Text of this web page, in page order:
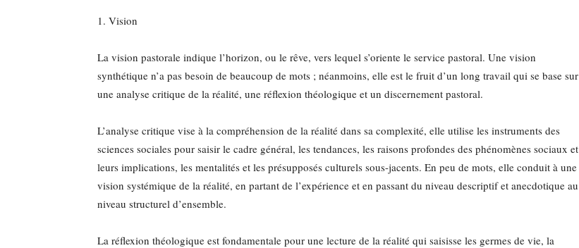
1. Vision
La vision pastorale indique l’horizon, ou le rêve, vers lequel s’oriente le service pastoral. Une vision
synthétique n’a pas besoin de beaucoup de mots ; néanmoins, elle est le fruit d’un long travail qui se base sur
une analyse critique de la réalité, une réflexion théologique et un discernement pastoral.
L’analyse critique vise à la compréhension de la réalité dans sa complexité, elle utilise les instruments des
sciences sociales pour saisir le cadre général, les tendances, les raisons profondes des phénomènes sociaux et
leurs implications, les mentalités et les présupposés culturels sous-jacents. En peu de mots, elle conduit à une
vision systémique de la réalité, en partant de l’expérience et en passant du niveau descriptif et anecdotique au
niveau structurel d’ensemble.
La réflexion théologique est fondamentale pour une lecture de la réalité qui saisisse les germes de vie, la